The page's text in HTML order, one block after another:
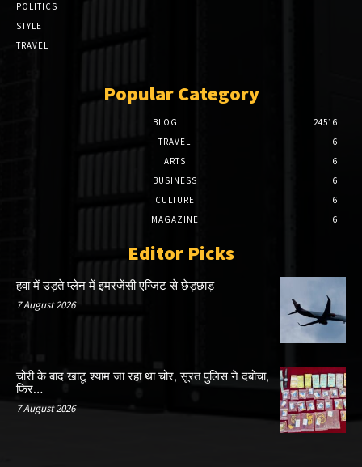
POLITICS
STYLE
TRAVEL
Popular Category
BLOG
24516
TRAVEL
6
ARTS
6
BUSINESS
6
CULTURE
6
MAGAZINE
6
Editor Picks
हवा में उड़ते प्लेन में इमरजेंसी एग्जिट से छेड़छाड़
7 August 2026
चोरी के बाद खाटू श्याम जा रहा था चोर, सूरत पुलिस ने दबोचा,
फिर…
7 August 2026